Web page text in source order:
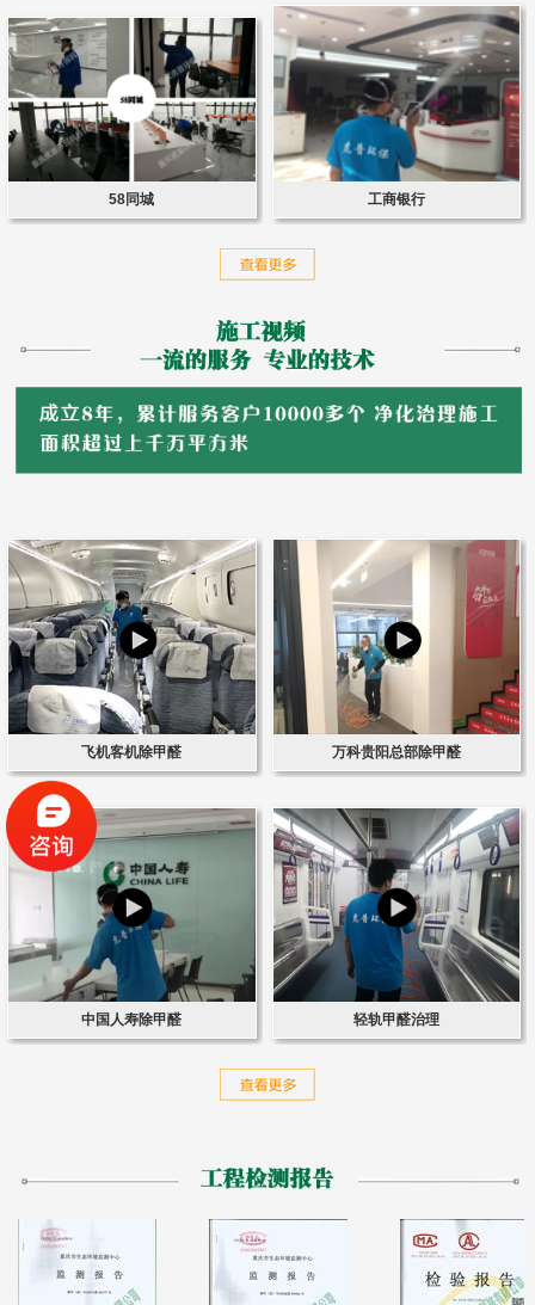
58同城 工商银行
飞机客机除甲醛 万科贵阳总部除甲醛
中国人寿除甲醛 轻轨甲醛治理